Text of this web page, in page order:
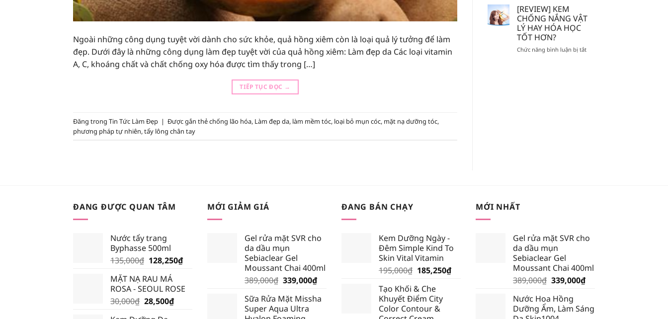
Ngoài những công dụng tuyệt vời dành cho sức khỏe, quả hồng xiêm còn là loại quả lý tưởng để làm
đẹp. Dưới đây là những công dụng làm đẹp tuyệt vời của quả hồng xiêm: Làm đẹp da Các loại vitamin
A, C, khoáng chất và chất chống oxy hóa được tìm thấy trong […]
TIẾP TỤC ĐỌC →
Đăng trong Tin Tức Làm Đẹp | Được gắn thẻchống lão hóa, Làm đẹp da, làm mềm tóc, loại bỏ mụn cóc, mặt nạ dưỡng tóc,
phương pháp tự nhiên,tẩy lông chân tay
SON
NÀO
TRONG
[REVIEW] KEM
CHỐNG NẮNG VẬT
LÝ HAY HÓA HỌC
TỐT HƠN?
Chức năng bình luận bị tắtở
ĐANG ĐƯỢC QUAN TÂM
Nước tẩy trang
Byphasse 500ml
135,000₫ Giá
là:
135,000₫.
128,250₫Giá
là:
MẶT NẠ RAU MÁ
ROSA - SEOUL ROSE
30,000₫ Giá
28,500₫Giá
MỚI GIẢM GIÁ
Gel rửa mặt SVR cho
da dầu mụn
Sebiaclear Gel
Moussant Chai 400ml
389,000₫ Giá
là:
389,000₫.
339,000₫Giá
tại
Sữa Rửa Mặt Missha
Super Aqua Ultra
ĐANG BÁN CHẠY
Kem Dưỡng Ngày -
Đêm Simple Kind To
Skin Vital Vitamin
195,000₫ Giá
là:
195,000₫.
185,250₫Giá
Tạo Khối & Che
Khuyết Điểm City
Color Contour &
MỚI NHẤT
Gel rửa mặt SVR cho
da dầu mụn
Sebiaclear Gel
Moussant Chai 400ml
389,000₫ Giá
là:
389,000₫.
339,000₫Giá
là:
Nước Hoa Hồng
Dưỡng Ẩm, Làm Sáng